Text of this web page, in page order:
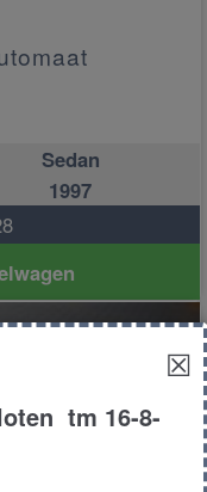
Sedan
1997
☒
tm 16-8-